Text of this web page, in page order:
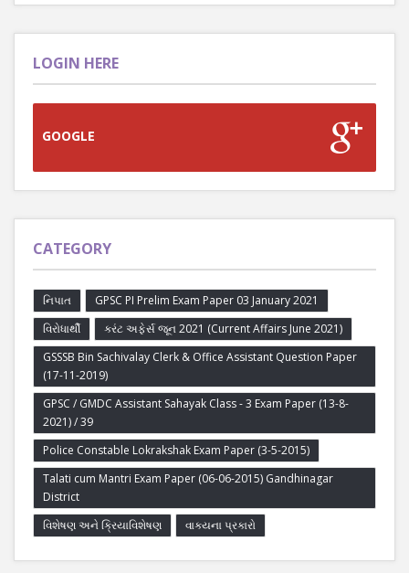
LOGIN HERE
GOOGLE
CATEGORY
નિપાત
GPSC PI Prelim Exam Paper 03 January 2021
વિરોધાર્થી
કરંટ અફેર્સ જૂન 2021 (Current Affairs June 2021)
GSSSB Bin Sachivalay Clerk & Office Assistant Question Paper
(17-11-2019)
GPSC / GMDC Assistant Sahayak Class - 3 Exam Paper (13-8-
2021) / 39
Police Constable Lokrakshak Exam Paper (3-5-2015)
Talati cum Mantri Exam Paper (06-06-2015) Gandhinagar
District
વિશેષણ અને ક્રિયાવિશેષણ
વાક્યના પ્રકારો